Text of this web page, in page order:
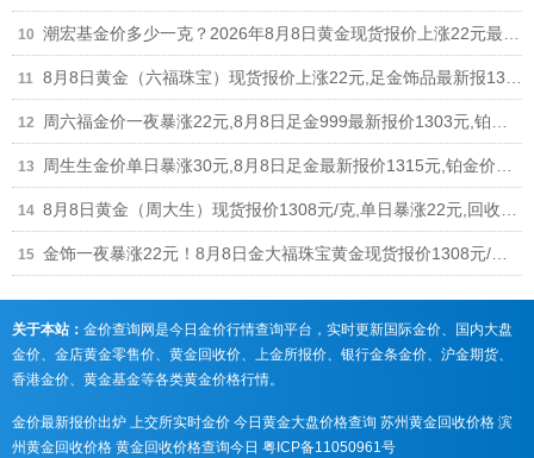
关于本站： 金价查询网是今日金价行情查询平台，实时更新国际金价、国内大盘
金价、金店黄金零售价、黄金回收价、上金所报价、银行金条金价、沪金期货、
香港金价、黄金基金等各类黄金价格行情。
金价最新报价出炉 上交所实时金价 今日黄金大盘价格查询 苏州黄金回收价格 滨
州黄金回收价格 黄金回收价格查询今日 粤ICP备11050961号